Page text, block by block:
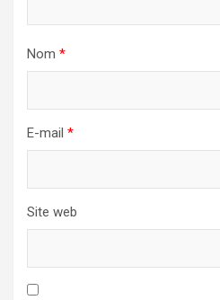
Nom *
E-mail *
Site web